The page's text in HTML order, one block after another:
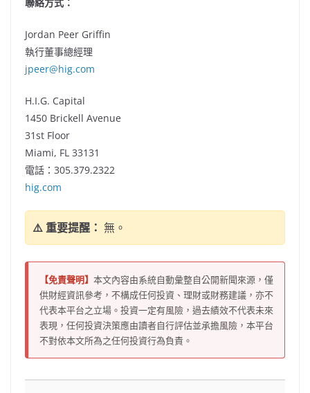
Jordan Peer Griﬃn
執行董事總經理
jpeer@hig.com
H.I.G. Capital
1450 Brickell Avenue
31st Floor
Miami, FL 33131
電話：305.379.2322
hig.com
⚠️ 重要提醒： 無。
【免責聲明】 本文內容由系統自動彙整自公開新聞來源，僅
供財經資訊參考，不構成任何投資、理財或財務建議，亦不
代表本平台之立場。投資一定有風險，過去績效不代表未來
表現，任何投資決策應由讀者自行評估並承擔風險，本平台
不對依本文所為之任何投資行為負責。